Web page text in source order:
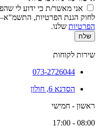
אני מאשר/ת כי ידוע לי
לחוק הגנת הפרטיות, התשמ"א–1981 (כולל תיקון 13), ובהתאם ל
הפרטיות שלנו.
שלח
שירות לקוחות
073-2726044
הסדנא 6, חולון
ראשון - חמישי
08:00 - 17:00